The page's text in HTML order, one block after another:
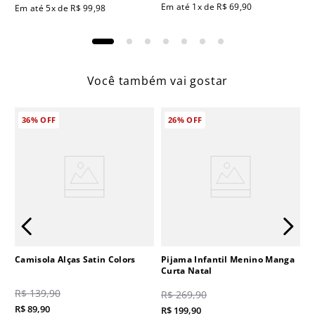
Em até5x de R$ 99,98 Em até 1x de R$ 69,90
Você também vai gostar
36%OFF
Camisola Alças Satin Colors
R$ 139,90
R$89,90
26%OFF
Pijama Infantil Menino Manga
Curta Natal
R$ 269,90
R$ 199,90